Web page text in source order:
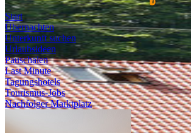
Start
Übernachten
Unterkunft suchen
Urlaubsideen
Pauschalen
Last Minute
Tagungshotels
Tourismus-Jobs
Nachfolger Marktplatz